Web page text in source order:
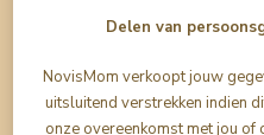
Delen van
NovisMom verkoopt jouw
uitsluitend verstrekken indien
onze overeenkomst met jou